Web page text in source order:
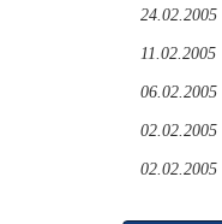
24.02.2005
11.02.2005
06.02.2005
02.02.2005
02.02.2005